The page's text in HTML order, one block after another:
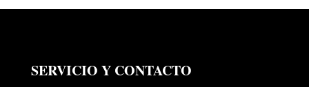
era:
es:
SERVICIO Y CONTACTO